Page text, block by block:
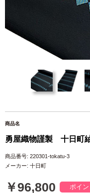
商品名
勇屋織物謹製 十日町
商品番号: 220301-tokatu-3
メーカー: 十日町
￥96,800 ポイン